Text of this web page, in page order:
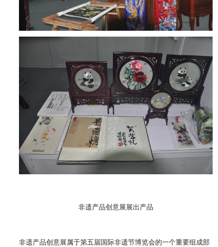
非遗产品创意展展出产品
非遗产品创意展属于第五届国际非遗节博览会的一个重要组成部